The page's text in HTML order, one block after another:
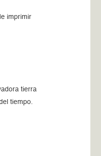
imprimir
tierra
tiempo.